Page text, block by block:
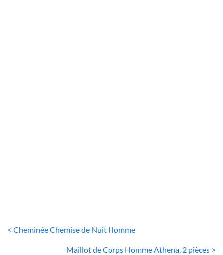
< Cheminée Chemise de Nuit Homme
Maillot de Corps Homme Athena, 2 pièces >